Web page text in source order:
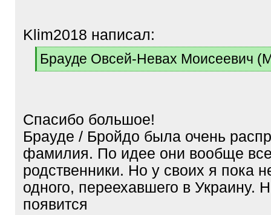
Klim2018 написал:
[
q
Брауде Овсей-Невах Моисеевич
[
Спасибо большое!
Брауде / Бройдо была очень
фамилия. По идее они вообще
родственники. Но у своих я пока
одного, переехавшего в Украину.
появится